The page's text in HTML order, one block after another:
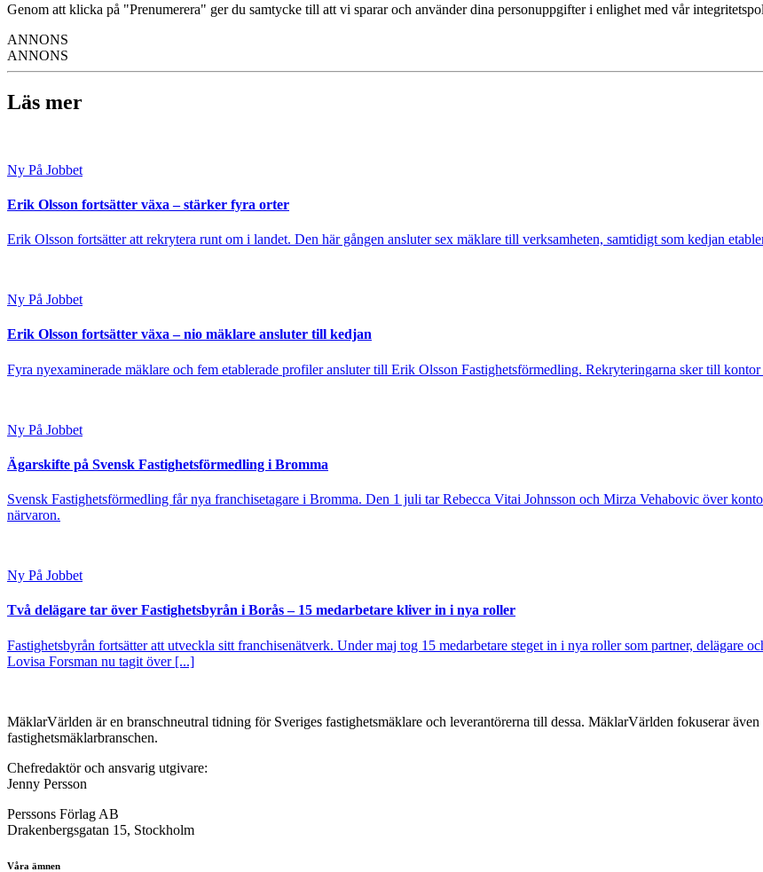
Genom att klicka på "Prenumerera" ger du samtycke till att vi sparar och använder dina personuppgifter i enlighet med vår
ANNONS
ANNONS
Läs mer
Ny På Jobbet
Erik Olsson fortsätter växa – stärker fyra orter
Erik Olsson fortsätter att rekrytera runt om i landet. Den här gången ansluter sex mäklare till verksamheten, samtidigt som kedjan
Ny På Jobbet
Erik Olsson fortsätter växa – nio mäklare ansluter till kedjan
Fyra nyexaminerade mäklare och fem etablerade profiler ansluter till Erik Olsson Fastighetsförmedling. Rekryteringarna sker till
Ny På Jobbet
Ägarskifte på Svensk Fastighetsförmedling i Bromma
Svensk Fastighetsförmedling får nya franchisetagare i Bromma. Den 1 juli tar Rebecca Vitai Johnsson och Mirza Vehabovic över
närvaron.
Ny På Jobbet
Två delägare tar över Fastighetsbyrån i Borås – 15 medarbetare kliver in i nya roller
Fastighetsbyrån fortsätter att utveckla sitt franchisenätverk. Under maj tog 15 medarbetare steget in i nya roller som partner, delägare
Lovisa Forsman nu tagit över [...]
MäklarVärlden är en branschneutral tidning för Sveriges fastighetsmäklare och leverantörerna till dessa. MäklarVärlden fokuserar
fastighetsmäklarbranschen.
Chefredaktör och ansvarig utgivare:
Jenny Persson
Perssons Förlag AB
Drakenbergsgatan 15, Stockholm
Våra ämnen